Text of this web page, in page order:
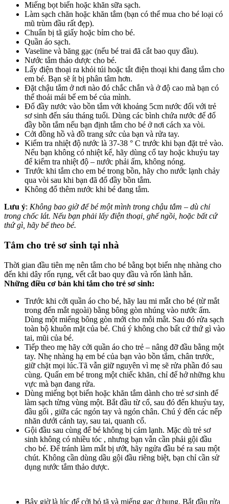
Miếng bọt biển hoặc khăn sữa sạch.
Làm sạch chăn hoặc khăn tắm (bạn có thể mua cho bé loại có
mũ trùm đầu rất đẹp).
Chuẩn bị tã giấy hoặc bỉm cho bé.
Quần áo sạch.
Vaseline và băng gạc (nếu bé trai đã cắt bao quy đầu).
Nước tắm thảo dược cho bé.
Lấy điện thoại ra khỏi túi hoặc tắt điện thoại khi đang tắm cho
em bé. Bạn sẽ ít bị phân tâm hơn.
Đặt chậu tắm ở nơi nào đó chắc chắn và ở độ cao mà bạn có
thể thoải mái bế em bé của mình.
Đổ đầy nước vào bồn tắm với khoảng 5cm nước đối với trẻ
sơ sinh đến sáu tháng tuổi. Dùng các bình chứa nước để đổ
đầy bồn tắm nếu bạn định tắm cho bé ở nơi cách xa vòi.
Cởi đồng hồ và đồ trang sức của bạn và rửa tay.
Kiểm tra nhiệt độ nước là 37-38 ° C trước khi bạn đặt trẻ vào.
Nếu bạn không có nhiệt kế, hãy dùng cổ tay hoặc khuỷu tay
để kiểm tra nhiệt độ – nước phải ấm, không nóng.
Trước khi tắm cho em bé trong bồn, hãy cho nước lạnh chảy
qua vòi sau khi bạn đã đổ đầy bồn tắm.
Không đổ thêm nước khi bé đang tắm.
Lưu ý: Không bao giờ để bé một mình trong chậu tắm – dù chỉ
trong chốc lát. Nếu bạn phải lấy điện thoại, ghế ngồi, hoặc bất cứ
thứ gì, hãy bế theo bé.
Tắm cho trẻ sơ sinh tại nhà
Thời gian đầu tiên mẹ nên tắm cho bé bằng bọt biển nhẹ nhàng cho
đến khi dây rốn rụng, vết cắt bao quy đầu và rốn lành hẳn.
Những điều cơ bản khi tắm cho trẻ sơ sinh:
Trước khi cởi quần áo cho bé, hãy lau mi mắt cho bé (từ mắt
trong đến mắt ngoài) bằng bông gòn nhúng vào nước ấm.
Dùng một miếng bông gòn mới cho mỗi mắt. Sau đó rửa sạch
toàn bộ khuôn mặt của bé. Chú ý không cho bất cứ thứ gì vào
tai, mũi của bé.
Tiếp theo mẹ hãy cởi quần áo cho trẻ – nâng đỡ đầu bằng một
tay. Nhẹ nhàng hạ em bé của bạn vào bồn tắm, chân trước,
giữ chặt mọi lúc.Tã vẫn giữ nguyên vì mẹ sẽ rửa phần đó sau
cùng. Quấn em bé trong một chiếc khăn, chỉ để hở những khu
vực mà bạn đang rửa.
Dùng miếng bọt biển hoặc khăn tắm dành cho trẻ sơ sinh để
làm sạch từng vùng một. Bắt đầu từ cổ, sau đó đến khuỷu tay,
đầu gối , giữa các ngón tay và ngón chân. Chú ý đến các nếp
nhăn dưới cánh tay, sau tai, quanh cổ.
Gội đầu sau cùng để bé không bị cảm lạnh. Mặc dù trẻ sơ
sinh không có nhiều tóc , nhưng bạn vẫn cần phải gội đầu
cho bé. Để tránh làm mắt bị ướt, hãy ngửa đầu bé ra sau một
chút. Không cần dùng dầu gội đầu riêng biệt, bạn chỉ cần sử
dụng nước tắm thảo dược.
Bây giờ là lúc để cởi bỏ tã và miếng gạc ở bụng. Bắt đầu rửa